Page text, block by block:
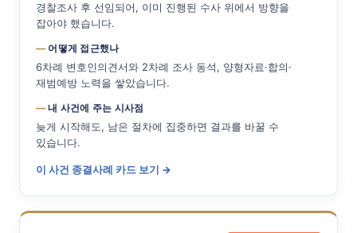
경찰조사 후 선임되어, 이미 진행된 수사 위에서 방향을
잡아야 했습니다.
어떻게 접근했나
6차례 변호인의견서와 2차례 조사 동석, 양형자료·합의·
재범예방 노력을 쌓았습니다.
내 사건에 주는 시사점
늦게 시작해도, 남은 절차에 집중하면 결과를 바꿀 수
있습니다.
이 사건 종결사례 카드 보기 →